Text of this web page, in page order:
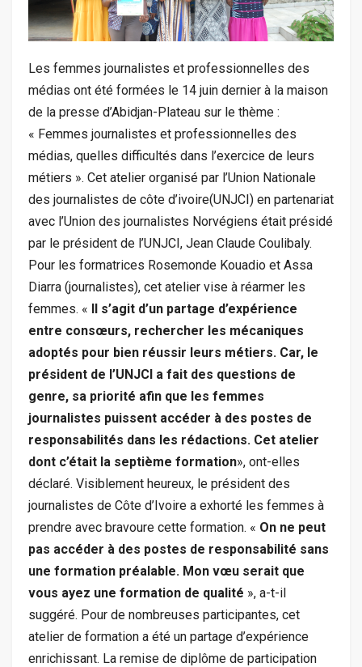
Les femmes journalistes et professionnelles des
médias ont été formées le 14 juin dernier à la maison
de la presse d’Abidjan-Plateau sur le thème :
« Femmes journalistes et professionnelles des
médias, quelles difficultés dans l’exercice de leurs
métiers ». Cet atelier organisé par l’Union Nationale
des journalistes de côte d’ivoire(UNJCI) en partenariat
avec l’Union des journalistes Norvégiens était présidé
par le président de l’UNJCI, Jean Claude Coulibaly.
Pour les formatrices Rosemonde Kouadio et Assa
Diarra (journalistes), cet atelier vise à réarmer les
femmes. « Il s’agit d’un partage d’expérience
entre consœurs, rechercher les mécaniques
adoptés pour bien réussir leurs métiers. Car, le
président de l’UNJCI a fait des questions de
genre, sa priorité afin que les femmes
journalistes puissent accéder à des postes de
responsabilités dans les rédactions. Cet atelier
dont c’était la septième formation», ont-elles
déclaré. Visiblement heureux, le président des
journalistes de Côte d’Ivoire a exhorté les femmes à
prendre avec bravoure cette formation. « On ne peut
pas accéder à des postes de responsabilité sans
une formation préalable. Mon vœu serait que
vous ayez une formation de qualité », a-t-il
suggéré. Pour de nombreuses participantes, cet
atelier de formation a été un partage d’expérience
enrichissant. La remise de diplôme de participation